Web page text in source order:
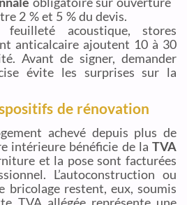
2 % et 5 % du devis.
acoustique, stores
anticalcaire ajoutent 10 à 30
Avant de signer, demander
évite les surprises sur la
de rénovation
achevé depuis plus de
intérieure bénéficie de la TVA
et la pose sont facturées
L’autoconstruction ou
bricolage restent, eux, soumis